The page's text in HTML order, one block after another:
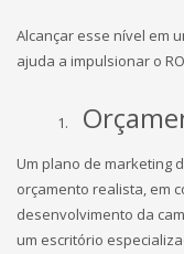
Alcançar esse nível em
ajuda a impulsionar o
Um plano de marketing
orçamento realista, em
desenvolvimento da
um escritório